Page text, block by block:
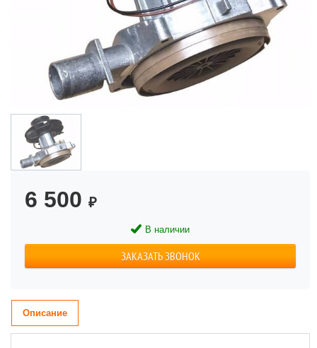
6 500 ₽
В наличии
ЗАКАЗАТЬ ЗВОНОК
Описание